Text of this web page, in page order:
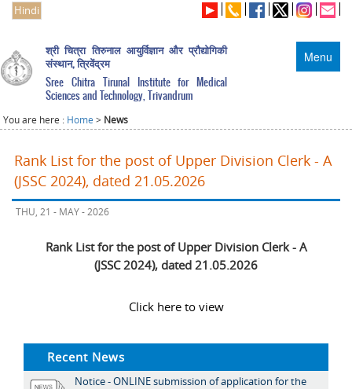
Hindi
Menu
श्री चित्रा तिरुनाल आयुर्विज्ञान और प्रौद्योगिकी
संस्थान, त्रिवेंद्रम
Sree Chitra Tirunal Institute for Medical
Sciences and Technology, Trivandrum
You are here : Home > News
Rank List for the post of Upper Division Clerk - A
(JSSC 2024), dated 21.05.2026
THU, 21 - MAY - 2026
Rank List for the post of Upper Division Clerk - A
(JSSC 2024), dated 21.05.2026
Click here to view
Recent News
Notice - ONLINE submission of application for the